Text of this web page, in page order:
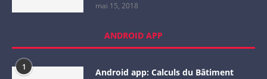
mai 15, 2018
ANDROID APP
1 Android app: Calculs du Bâtiment